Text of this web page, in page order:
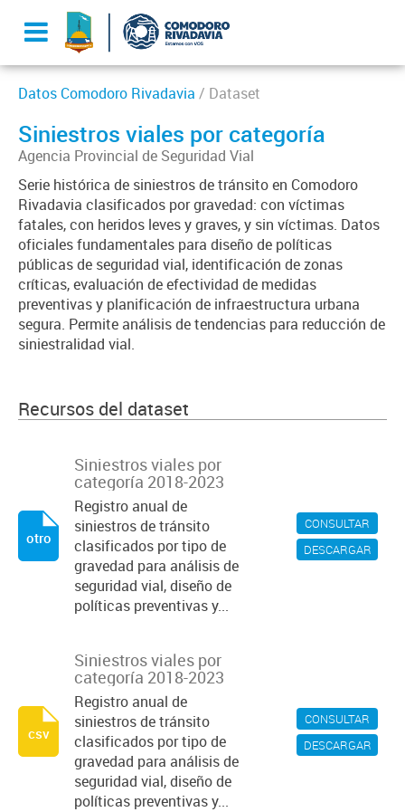
Datos Comodoro Rivadavia / Dataset
Siniestros viales por categoría
Agencia Provincial de Seguridad Vial
Serie histórica de siniestros de tránsito en Comodoro
Rivadavia clasificados por gravedad: con víctimas
fatales, con heridos leves y graves, y sin víctimas. Datos
oficiales fundamentales para diseño de políticas
públicas de seguridad vial, identificación de zonas
críticas, evaluación de efectividad de medidas
preventivas y planificación de infraestructura urbana
segura. Permite análisis de tendencias para reducción de
siniestralidad vial.
Recursos del dataset
CONSULTAR
DESCARGAR
Siniestros viales por
categoría 2018-2023
Registro anual de
siniestros de tránsito
clasificados por tipo de
gravedad para análisis de
seguridad vial, diseño de
políticas preventivas y...
otro
CONSULTAR
DESCARGAR
Siniestros viales por
categoría 2018-2023
Registro anual de
siniestros de tránsito
clasificados por tipo de
gravedad para análisis de
seguridad vial, diseño de
políticas preventivas y...
csv